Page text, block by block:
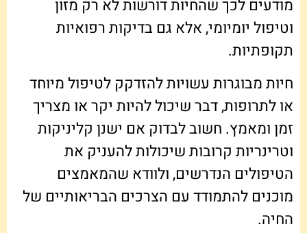
מודעים לכך שהחיות דורשות לא רק מזון
וטיפול יומיומי, אלא גם בדיקות רפואיות
תקופתיות.
חיות מבוגרות עשויות להזדקק לטיפול מיוחד
או לתרופות, דבר שיכול להיות יקר או מצריך
זמן ומאמץ. חשוב לבדוק אם ישנן קליניקות
וטרינריות קרובות שיכולות להעניק את
הטיפולים הנדרשים, ולוודא שהמאמצים
מוכנים להתמודד עם הצרכים הבריאותיים של
החיה.